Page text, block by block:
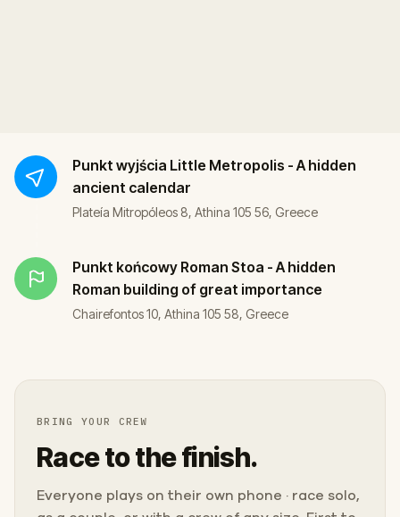
Punkt wyjścia Little Metropolis - A hidden
ancient calendar
Plateía Mitropóleos 8, Athina 105 56, Greece
Punkt końcowy Roman Stoa - A hidden
Roman building of great importance
Chairefontos 10, Athina 105 58, Greece
BRING YOUR CREW
Race to the finish.
Everyone plays on their own phone · race solo,